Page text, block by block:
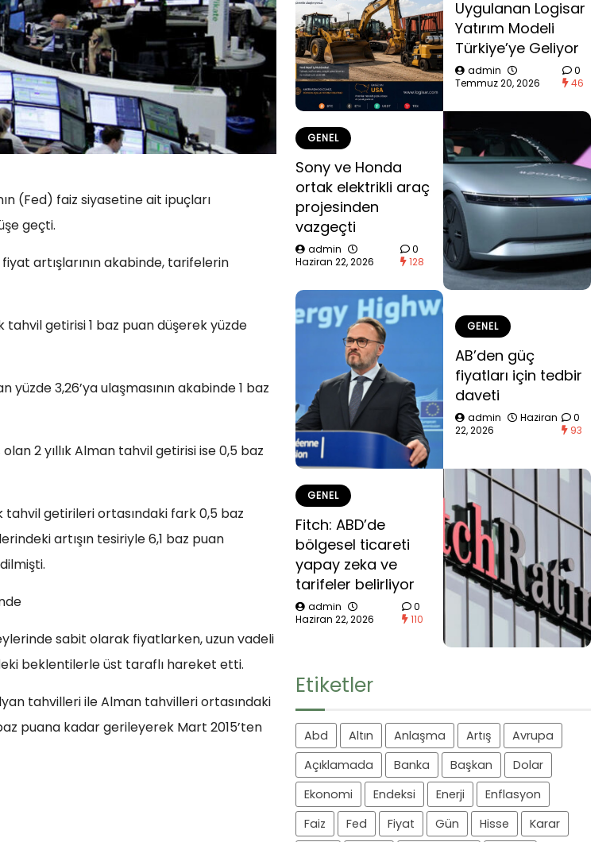
(Fed) faiz siyasetine ait ipuçları
geçti.
artışlarının akabinde, tarifelerin
tahvil getirisi 1 baz puan düşerek yüzde
3,26’ya ulaşmasının akabinde 1 baz
2 yıllık Alman tahvil getirisi ise 0,5 baz
tahvil getirileri ortasındaki fark 0,5 baz
artışın tesiriyle 6,1 baz puan
sabit olarak fiyatlarken, uzun vadeli
beklentilerle üst taraflı hareket etti.
tahvilleri ile Alman tahvilleri ortasındaki
puana kadar gerileyerek Mart 2015’ten
Uygulanan Logisar
Yatırım Modeli
Türkiye’ye Geliyor
admin
Temmuz 20, 2026
0
46
GENEL
Sony ve Honda
ortak elektrikli araç
projesinden
vazgeçti
admin
Haziran 22, 2026
0
128
GENEL
AB’den güç
fiyatları için tedbir
daveti
admin
Haziran
22, 2026
0
93
GENEL
Fitch: ABD’de
bölgesel ticareti
yapay zeka ve
tarifeler belirliyor
admin
Haziran 22, 2026
0
110
Etiketler
Abd Altın Anlaşma Artış
Avrupa
Açıklamada
Banka Başkan
Dolar
Ekonomi
Endeksi Enerji
Enflasyon
Faiz
Fed Fiyat Gün Hisse
Karar